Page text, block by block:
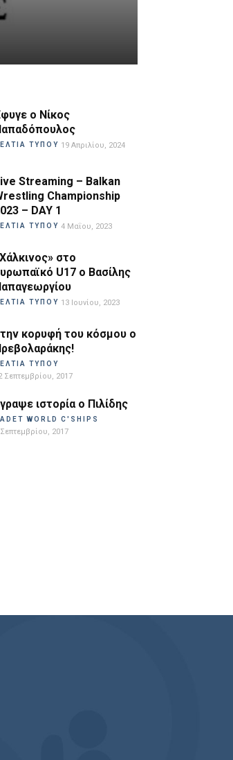
ο Νίκος
ΤΥΠΟΥ 19 Απριλίου, 2024
Streaming – Balkan
Championship
– DAY 1
ΤΥΠΟΥ 4 Μαΐου, 2023
στο
U17 ο Βασίλης
ΤΥΠΟΥ 13 Ιουνίου, 2023
κορυφή του κόσμου ο
ΤΥΠΟΥ
Σεπτεμβρίου, 2017
ιστορία ο Πιλίδης
WORLD C'SHIPS
2017